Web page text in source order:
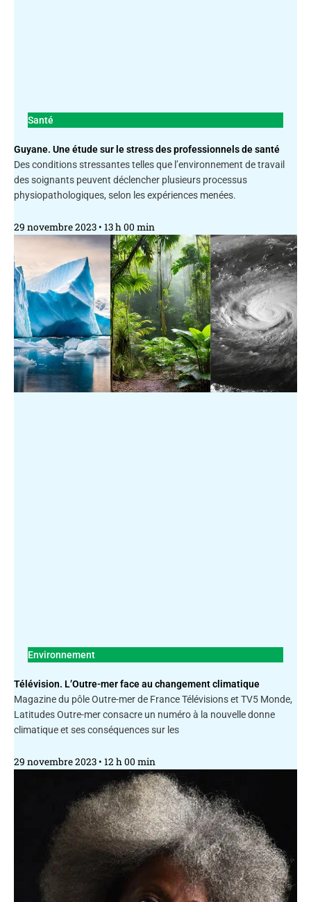
Santé
Guyane. Une étude sur le stress des professionnels de santé
Des conditions stressantes telles que l’environnement de travail
des soignants peuvent déclencher plusieurs processus
physiopathologiques, selon les expériences menées.
29 novembre 2023 13 h 00 min
Environnement
Télévision. L’Outre-mer face au changement climatique
Magazine du pôle Outre-mer de France Télévisions et TV5 Monde,
Latitudes Outre-mer consacre un numéro à la nouvelle donne
climatique et ses conséquences sur les
29 novembre 2023 12 h 00 min